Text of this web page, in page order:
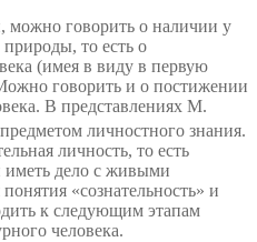
можно говорить о наличии у
природы, то есть о
(имея в виду в первую
говорить и о постижении
В представлениях М.
предметом личностного знания.
личность, то есть
иметь дело с живыми
«сознательность» и
к следующим этапам
человека.